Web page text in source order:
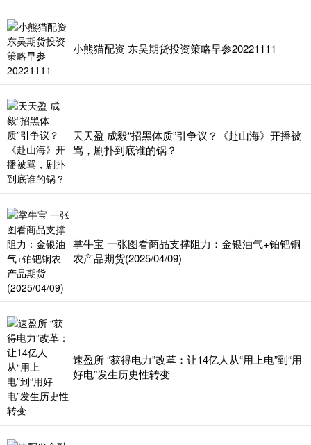
小熊猫配资 东吴期货投资策略早参20221111
天天盈 成毅“招黑体质”引争议？《赴山海》开播被
骂，剧扑到底谁的锅？
掌牛宝 一张图看商品支撑阻力：金银油气+铂钯铜
农产品期货(2025/04/09)
速盈所 “获得电力”改革：让14亿人从“用上电”到“用
好电”发生历史性转变